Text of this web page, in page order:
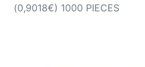
(0,9018€) 1000 PIECES